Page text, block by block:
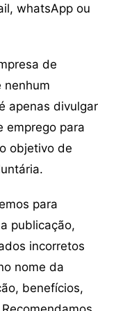
whatsApp ou
de
nenhum
apenas divulgar
emprego para
objetivo de
para
publicação,
incorretos
nome da
benefícios,